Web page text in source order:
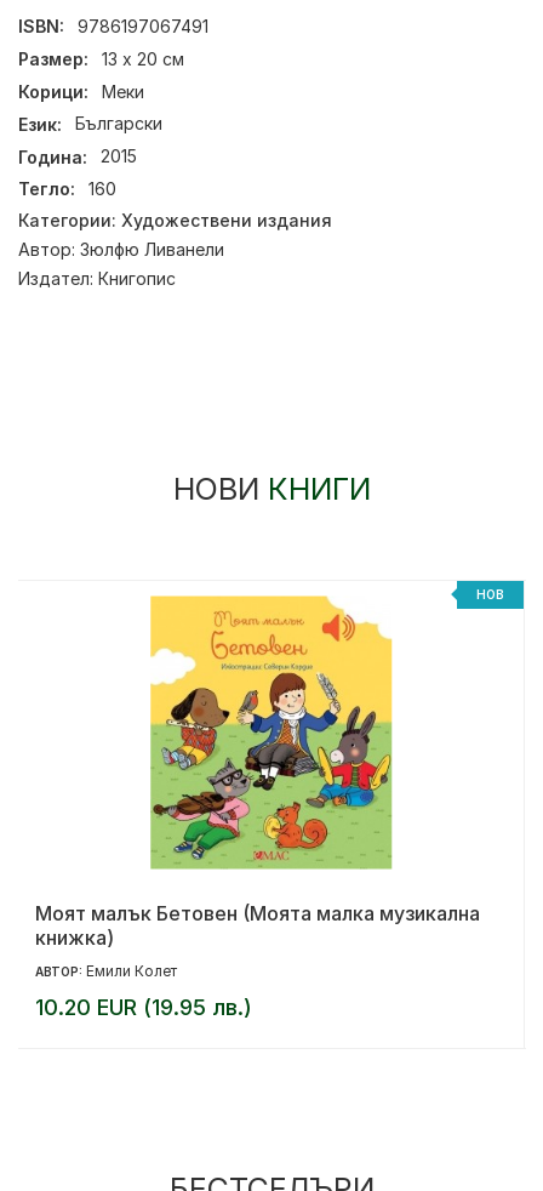
ISBN:
9786197067491
Размер:
13 х 20 см
Корици:
Меки
Език:
Български
Година:
2015
Тегло:
160
Категории: Художествени издания
Автор: Зюлфю Ливанели
Издател: Книгопис
НОВИ КНИГИ
НОВ
Моят малък Бетовен (Моята малка музикална
книжка)
АВТОР: Емили Колет
10.20 EUR (19.95 лв.)